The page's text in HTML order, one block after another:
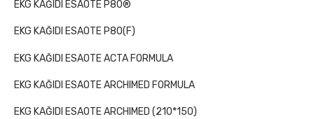
EKG KAĞIDI ESAOTE P80®
EKG KAĞIDI ESAOTE P80(F)
EKG KAĞIDI ESAOTE ACTA FORMULA
EKG KAĞIDI ESAOTE ARCHIMED FORMULA
EKG KAĞIDI ESAOTE ARCHIMED (210*150)